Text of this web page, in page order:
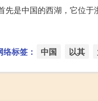
是中国的西湖，它位
络标签： 中国 以其